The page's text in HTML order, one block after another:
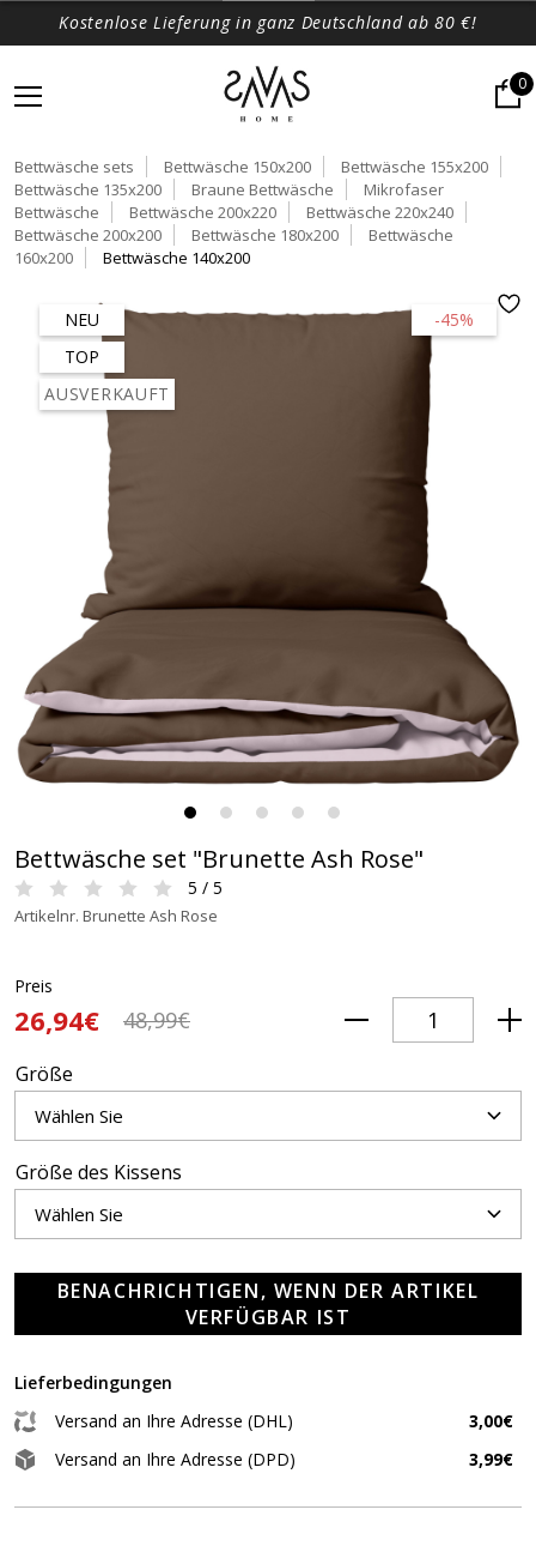
Kostenlose Lieferung in ganz Deutschland ab 80 €!
0
Bettwäsche sets Bettwäsche 150x200
Bettwäsche 155x200
Bettwäsche 135x200
Braune Bettwäsche
Mikrofaser
Bettwäsche
Bettwäsche 200x220
Bettwäsche 220x240
Bettwäsche 200x200
Bettwäsche 180x200
Bettwäsche
160x200
Bettwäsche 140x200
-45%
NEU
TOP
AUSVERKAUFT
Bettwäsche set "Brunette Ash Rose"
5 / 5
Artikelnr. Brunette Ash Rose
Preis
26,94€ 48,99€
Größe
Größe des Kissens
BENACHRICHTIGEN, WENN DER ARTIKEL
VERFÜGBAR IST
Lieferbedingungen
Versand an Ihre Adresse (DHL)
3,00€
Versand an Ihre Adresse (DPD)
3,99€